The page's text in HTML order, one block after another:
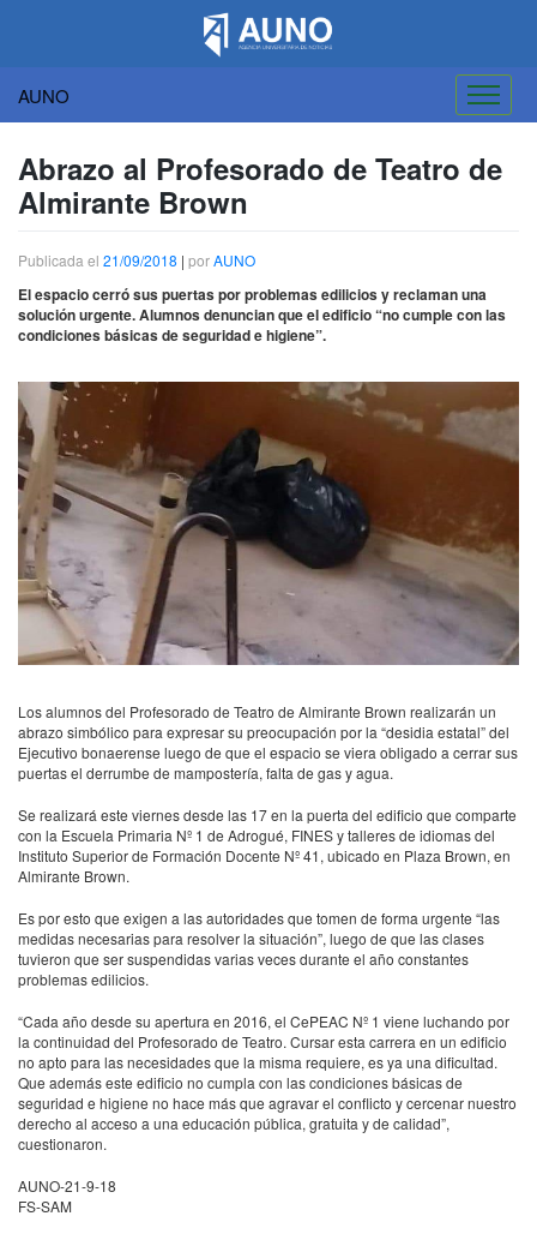
AUNO
contenido
Abrazo al Profesorado de Teatro de
Almirante Brown
Publicada el 21/09/2018 | porAUNO
El espacio cerró sus puertas por problemas edilicios y reclaman una
solución urgente. Alumnos denuncian que el edificio “no cumple con las
condiciones básicas de seguridad e higiene”.
Los alumnos del Profesorado de Teatro de Almirante Brown realizarán un
abrazo simbólico para expresar su preocupación por la “desidia estatal” del
Ejecutivo bonaerense luego de que el espacio se viera obligado a cerrar sus
puertas el derrumbe de mampostería, falta de gas y agua.
Se realizará este viernes desde las 17 en la puerta del edificio que comparte
con la Escuela Primaria Nº 1 de Adrogué, FINESy talleres de idiomas del
Instituto Superior de Formación Docente Nº 41, ubicado en Plaza Brown, en
Almirante Brown.
Es por esto que exigen a las autoridades que tomen de forma urgente “las
medidas necesarias para resolver la situación”, luego de que las clases
tuvieron que ser suspendidas varias veces durante el año constantes
problemas edilicios.
“Cada año desde su apertura en 2016, el CePEAC Nº 1 viene luchando por
la continuidad del Profesorado de Teatro. Cursar esta carrera en un edificio
no apto para las necesidades que la misma requiere, es ya una dificultad.
Que además este edificio no cumpla con las condiciones básicas de
seguridad e higiene no hace más que agravar el conflicto y cercenar nuestro
derecho al acceso a una educación pública, gratuita y de calidad”,
cuestionaron.
AUNO-21-9-18
FS-SAM